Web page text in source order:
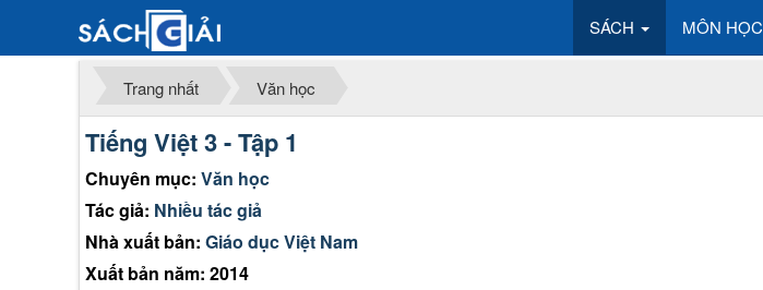
SÁCH MÔN HỌC
Trang nhất Văn học
Tiếng Việt 3 - Tập 1
Chuyên mục: Văn học
Tác giả: Nhiều tác giả
Nhà xuất bản: Giáo dục Việt Nam
Xuất bản năm: 2014